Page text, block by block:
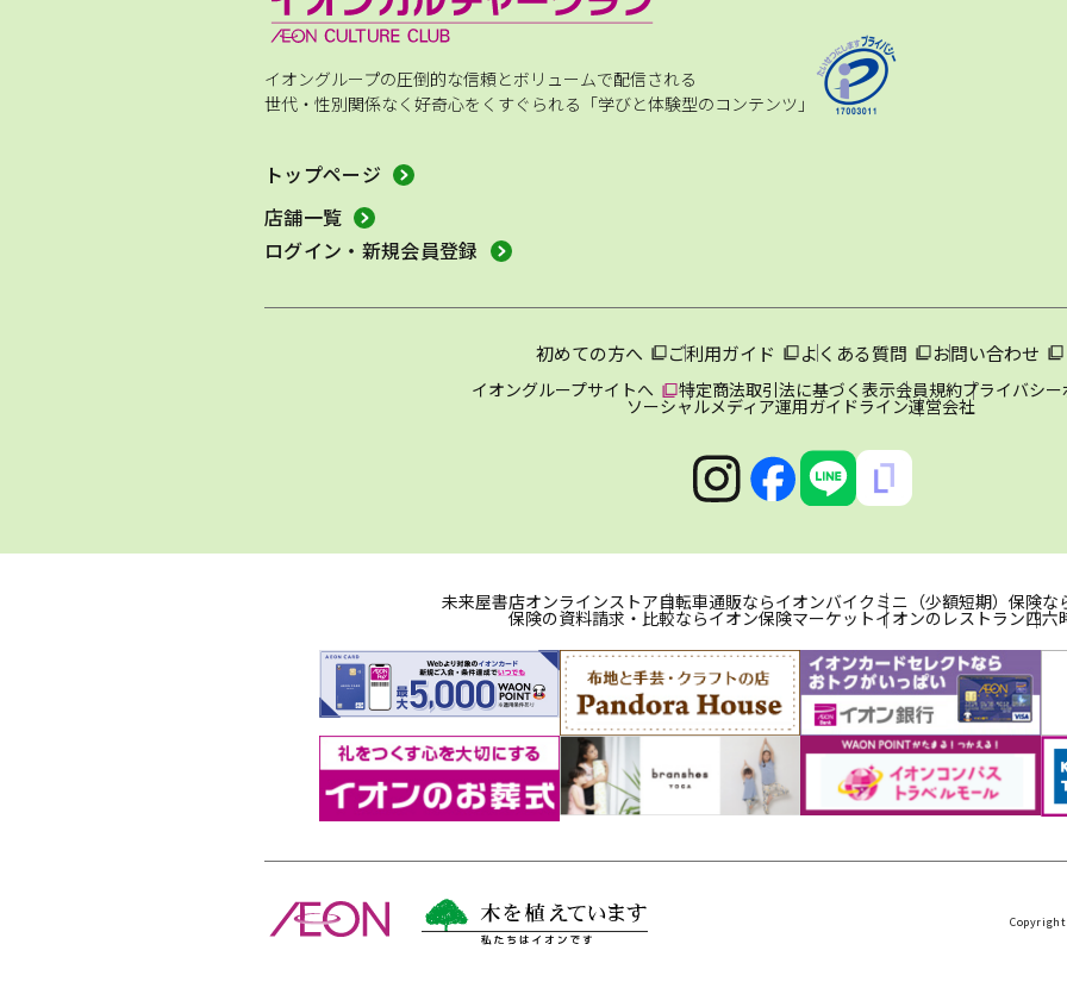
イオングループの圧倒的な信頼とボリュームで配信される
世代・性別関係なく好奇心をくすぐられる「学びと体験型のコンテンツ」
トップページ
店舗一覧
ログイン・新規会員登録
初めての方へ ご利用ガイド よくある質問 お問い合わせ
イオングループサイトへ 特定商法取引法に基づく表示会員規約プライバシ
ソーシャルメディア運用ガイドライン運営会社
未来屋書店オンラインストア自転車通販ならイオンバイク ミニ（少額短期）保険な
保険の資料請求・比較ならイオン保険マーケットイオンのレストラン四六
Copyright